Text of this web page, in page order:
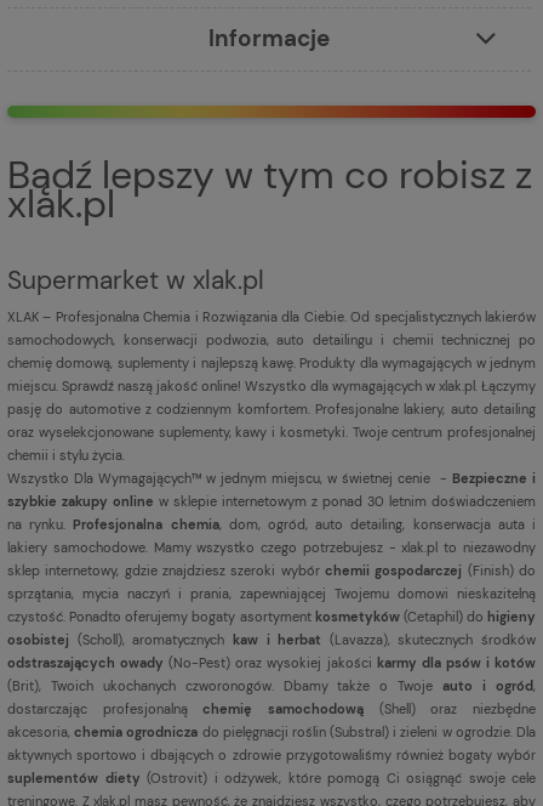
Informacje
Bądź lepszy w tym co robisz z
xlak.pl
Supermarket w xlak.pl
XLAK – Profesjonalna Chemia i Rozwiązania dla Ciebie. Od specjalistycznych lakierów
samochodowych, konserwacji podwozia, auto detailingu i chemii technicznej po
chemię domową, suplementy i najlepszą kawę. Produkty dla wymagających w jednym
miejscu. Sprawdź naszą jakość online! Wszystko dla wymagających w xlak.pl. Łączymy
pasję do automotive z codziennym komfortem. Profesjonalne lakiery, auto detailing
oraz wyselekcjonowane suplementy, kawy i kosmetyki. Twoje centrum profesjonalnej
chemii i stylu życia.
Wszystko Dla Wymagających™ w jednym miejscu, w świetnej cenie - Bezpieczne i
szybkie zakupy online w sklepie internetowym z ponad 30 letnim doświadczeniem
na rynku. Profesjonalna chemia, dom, ogród, auto detailing, konserwacja auta i
lakiery samochodowe. Mamy wszystko czego potrzebujesz - xlak.pl to niezawodny
sklep internetowy, gdzie znajdziesz szeroki wybórchemii gospodarczej (Finish) do
sprzątania, mycia naczyń i prania, zapewniającej Twojemu domowi nieskazitelną
czystość. Ponadto oferujemy bogaty asortyment kosmetyków (Cetaphil) do higieny
osobistej (Scholl), aromatycznych kaw i herbat (Lavazza), skutecznych środków
odstraszających owady(No-Pest) oraz wysokiej jakości karmy dla psów i kotów
(Brit), Twoich ukochanych czworonogów. Dbamy także o Twojeauto i ogród
dostarczając profesjonalnąchemię samochodową (Shell) oraz niezbędne
akcesoria,chemia ogrodnicza do pielęgnacji roślin (Substral) i zieleni w ogrodzie. Dla
aktywnych sportowo i dbających o zdrowie przygotowaliśmy również bogaty wybór
suplementów diety (Ostrovit) i odżywek, które pomogą Ci osiągnąć swoje cele
treningowe. Z xlak.pl masz pewność, że znajdziesz wszystko, czego potrzebujesz, aby